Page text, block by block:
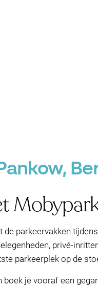
parkeervakken
privé-
parkeerplek op de
boek je vooraf een